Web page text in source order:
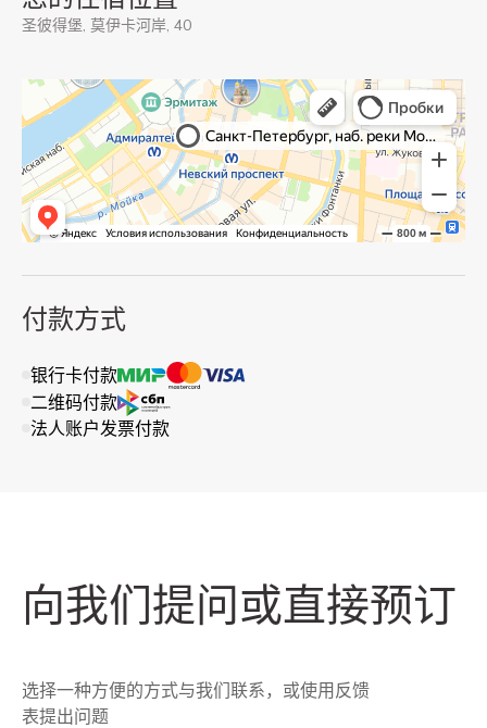
圣彼得堡, 莫伊卡河岸, 40
付款方式
银行卡付款
二维码付款
法人账户发票付款
向我们提问或直接预订
选择一种方便的方式与我们联系，或使用反馈
表提出问题